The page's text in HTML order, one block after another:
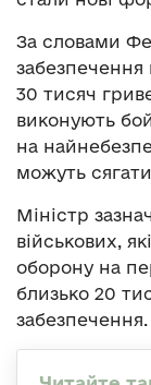
За словами
забезпечення
30 тисяч
виконують
на
можуть
Міністр
військових,
оборону на
близько 20
забезпечення.